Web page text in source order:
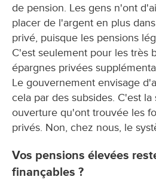
de pension. Les gens n'ont
placer de l'argent en plus
privé, puisque les pensions
C'est seulement pour les très
épargnes privées
Le gouvernement envisage
cela par des subsides. C'est
ouverture qu'ont trouvée les
privés. Non, chez nous, le
Vos pensions élevées
finançables ?